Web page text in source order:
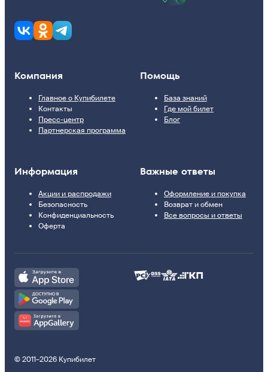
Компания
Главное о Купибилете
Контакты
Пресс-центр
Партнерская программа
Помощь
База знаний
Где мой билет
Блог
Информация
Акции и распродажи
Безопасность
Конфиденциальность
Оферта
Важные ответы
Оформление и покупка
Возврат и обмен
Все вопросы и ответы
© 2011–2026 Купибилет